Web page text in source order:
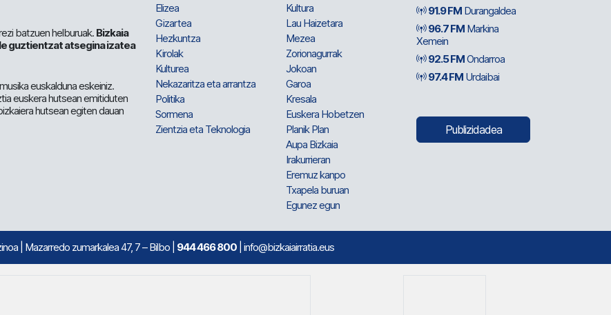
batzuen helburuak. Bizkaia
guztientzat atsegina izatea
euskalduna eskeiniz.
euskera hutsean emitiduten
hutsean egiten dauan
Elizea
Gizartea
Hezkuntza
Kirolak
Kulturea
Nekazaritza eta arrantza
Politika
Sormena
Zientzia eta Teknologia
Kultura
Lau Haizetara
Mezea
Zorionagurrak
Jokoan
Garoa
Kresala
Euskera Hobetzen
Planik Plan
Aupa Bizkaia
Irakurrieran
Eremuz kanpo
Txapela buruan
Egunez egun
91.9 FM Durangaldea
96.7 FM Markina
Xemein
92.5 FMOndarroa
97.4 FM Urdaibai
Publizidadea
| Mazarredo zumarkalea 47, 7 – Bilbo | 944 466 800 | info@bizkaiairratia.eus